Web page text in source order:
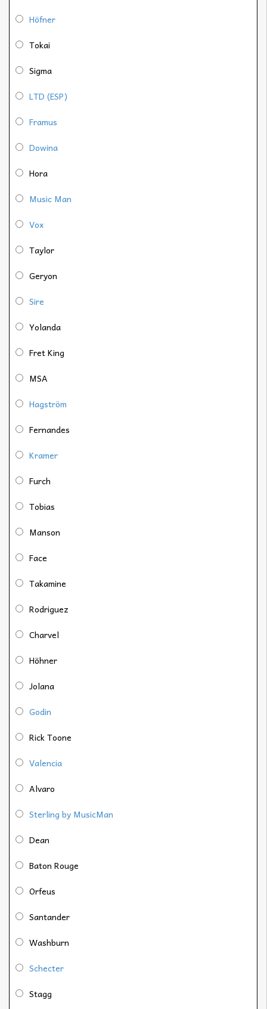
Höfner
Tokai
Sigma
LTD (ESP)
Framus
Dowina
Hora
Music Man
Vox
Taylor
Geryon
Sire
Yolanda
Fret King
MSA
Hagström
Fernandes
Kramer
Furch
Tobias
Manson
Face
Takamine
Rodriguez
Charvel
Höhner
Jolana
Godin
Rick Toone
Valencia
Alvaro
Sterling by MusicMan
Dean
Baton Rouge
Orfeus
Santander
Washburn
Schecter
Stagg